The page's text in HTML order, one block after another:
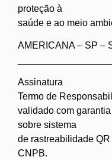
proteção à
saúde e ao meio
AMERICANA – SP –
Assinatura
Termo de
validado com
sobre sistema
de rastreabilidade
CNPB.